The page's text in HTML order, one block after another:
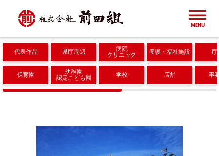
MENU
ホーム
建築実績一覧
代表作品 県庁周辺
病院
クリニック
養護 福祉施設 庁
保育園
幼稚園
認定こども園
学校 店舗 事